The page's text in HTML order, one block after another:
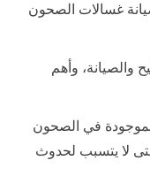
غسالات الصحون
والصيانة، وأهم
في الصحون
لا يتسبب لحدوث